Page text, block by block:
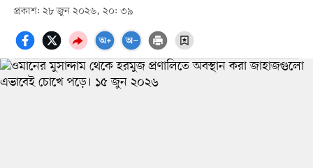
প্রকাশ: ২৮ জুন ২০২৬, ২০: ৩৯